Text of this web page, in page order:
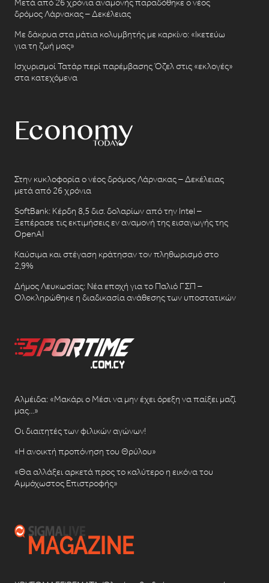
Μετά από 26 χρόνια αναμονής παραδόθηκε ο νέος
δρόμος Λάρνακας – Δεκέλειας
Με δάκρυα στα μάτια κολυμβητής με καρκίνο: «Ικετεύω
για τη ζωή μας»
Ισχυρισμοί Τατάρ περί παρέμβασης Όζελ στις «εκλογές»
στα κατεχόμενα
Στην κυκλοφορία ο νέος δρόμος Λάρνακας – Δεκέλειας
μετά από 26 χρόνια
SoftBank: Κέρδη 8,5 δισ. δολαρίων από την Intel –
Ξεπέρασε τις εκτιμήσεις εν αναμονή της εισαγωγής της
OpenAI
Καύσιμα και στέγαση κράτησαν τον πληθωρισμό στο
2,9%
Δήμος Λευκωσίας: Νέα εποχή για το Παλιό ΓΣΠ –
Ολοκληρώθηκε η διαδικασία ανάθεσης των υποστατικών
Αλμέιδα: «Μακάρι ο Μέσι να μην έχει όρεξη να παίξει μαζί
μας…»
Οι διαιτητές των φιλικών αγώνων!
«Η ανοικτή προπόνηση του Θρύλου»
«Θα αλλάξει αρκετά προς το καλύτερο η εικόνα του
Αμμόχωστος Επιστροφής»